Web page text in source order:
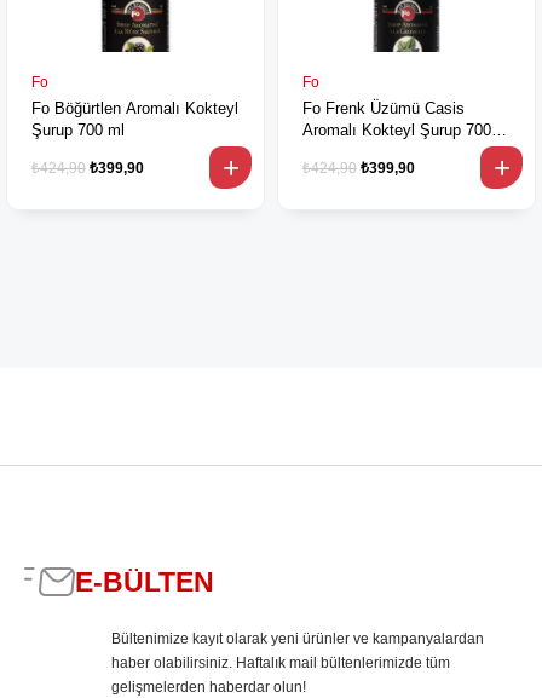
Fo
Fo Böğürtlen Aromalı Kokteyl
Şurup 700 ml
₺399,90
₺424,90
Fo
Fo Frenk Üzümü Casis
Aromalı Kokteyl Şurup 700
₺399,90
₺424,90
E-BÜLTEN
Bültenimize kayıt olarak yeni ürünler ve kampanyalardan
haber olabilirsiniz. Haftalık mail bültenlerimizde tüm
gelişmelerden haberdar olun!